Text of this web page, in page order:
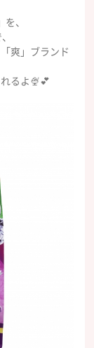
を、
爽」ブランド
るよ🍨💕